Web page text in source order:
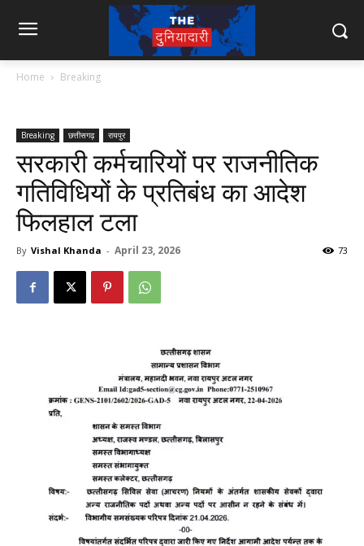
Home Breaking
Breaking छत्तीसगढ़ रायपुर
सरकारी कर्मचारियों पर राजनीतिक
गतिविधियों के प्रतिबंध का आदेश
फिलहाल टला
By Vishal Khanda - April 23, 2026 73